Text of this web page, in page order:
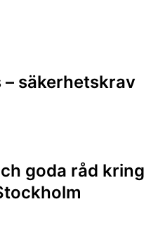
säkerhetskrav
goda råd kring